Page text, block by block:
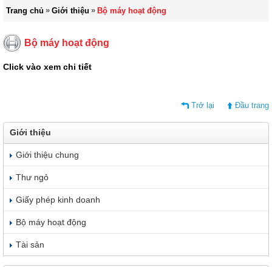
Trang chủ » Giới thiệu » Bộ máy hoạt động
Bộ máy hoạt động
Click vào xem chi tiết
Trở lại Đầu trang
Giới thiệu
Giới thiệu chung
Thư ngỏ
Giấy phép kinh doanh
Bộ máy hoạt động
Tài sản